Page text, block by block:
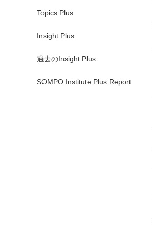
Topics Plus
Insight Plus
過去のInsight Plus
SOMPO Institute Plus Report